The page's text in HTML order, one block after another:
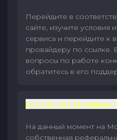
Перейдите в
сайте, изучите условия
сервиса и перейдите к
провайдеру по ссылке.
вопросы по работе
обратитесь в его
Есть ли реферальные
На данный момент на
собственная